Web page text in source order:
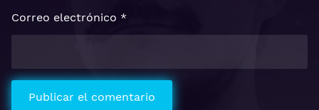
Correo electrónico *